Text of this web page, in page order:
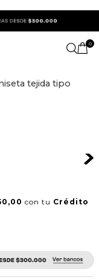
0
tejida tipo
con tu Crédito